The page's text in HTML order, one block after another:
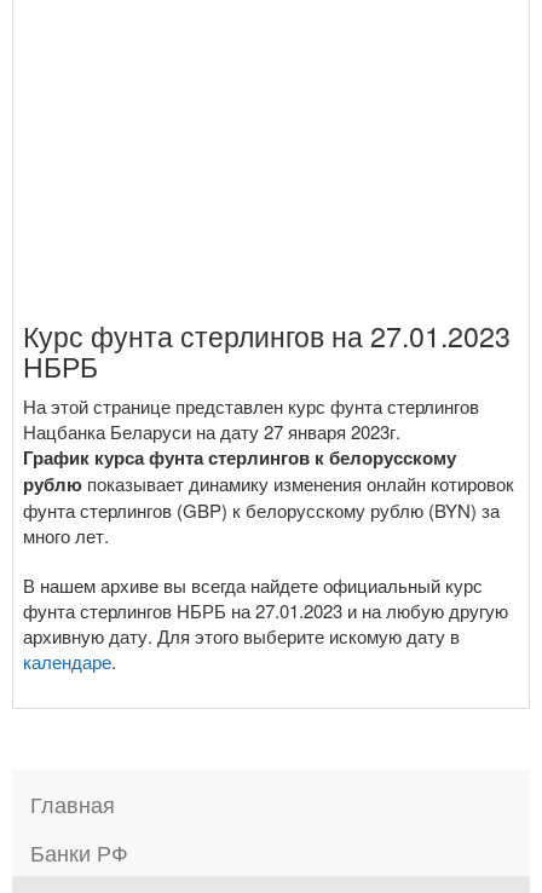
Курс фунта стерлингов на 27.01.2023
НБРБ
На этой странице представлен курс фунта стерлингов
Нацбанка Беларуси на дату 27 января 2023г.
График курса фунта стерлингов к белорусскому
рублю показывает динамику изменения онлайн котировок
фунта стерлингов (GBP) к белорусскому рублю (BYN) за
много лет.
В нашем архиве вы всегда найдете официальный курс
фунта стерлингов НБРБ на 27.01.2023 и на любую другую
архивную дату. Для этого выберите искомую дату в
календаре.
Главная
Банки РФ